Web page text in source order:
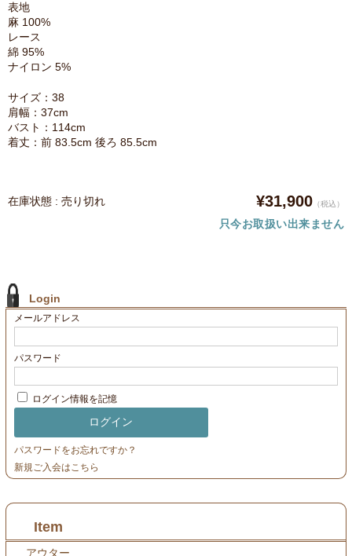
表地
麻 100%
レース
綿 95%
ナイロン 5%
サイズ：38
肩幅：37cm
バスト：114cm
着丈：前 83.5cm 後ろ 85.5cm
在庫状態 : 売り切れ ¥31,900 （税込）
只今お取扱い出来ません
Login
メールアドレス
パスワード
ログイン情報を記憶
パスワードをお忘れですか？
新規ご入会はこちら
Item
アウター